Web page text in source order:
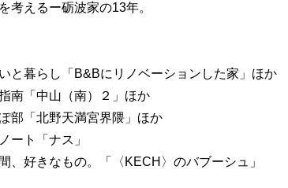
考えるー砺波家の13年。
と暮らし「B&Bにリノベーションした家」ほか
南「中山（南）２」ほか
部「北野天満宮界隈」ほか
ート「ナス」
、好きなもの。「〈KECH〉のバブーシュ」